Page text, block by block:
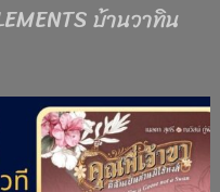
บ้านวาทิน